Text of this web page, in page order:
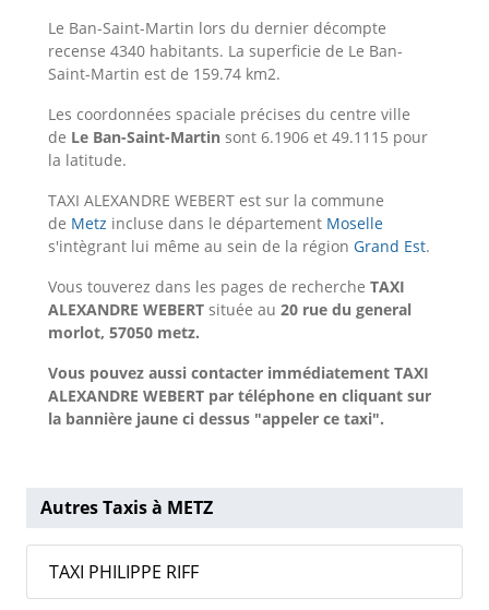
Le Ban-Saint-Martin lors du dernier décompte
recense 4340 habitants. La superficie de Le Ban-
Saint-Martin est de 159.74 km2.
Les coordonnées spaciale précises du centre ville
de Le Ban-Saint-Martin sont 6.1906 et 49.1115 pour
la latitude.
TAXI ALEXANDRE WEBERT est sur la commune
de Metz incluse dans le département Moselle
s'intègrant lui même au sein de la région Grand Est.
Vous touverez dans les pages de recherche TAXI
ALEXANDRE WEBERT située au 20 rue du general
morlot, 57050 metz.
Vous pouvez aussi contacter immédiatement TAXI
ALEXANDRE WEBERT par téléphone en cliquant sur
la bannière jaune ci dessus "appeler ce taxi".
Autres Taxis à METZ
TAXI PHILIPPE RIFF